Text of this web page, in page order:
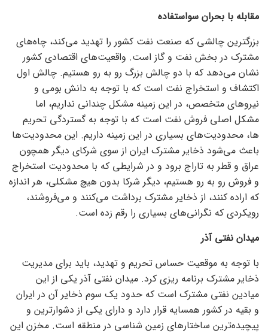
مقابله با بحران سواستفاده
بزرگترین چالشی که صنعت نفت کشور را تهدید می‌کند، چاه‌های
مشترک در بخش نفت و گاز است. واقعیت‌های اقتصادی کشور
نشان می‌دهد که با دو چالش بزرگ رو به رو هستیم. چالش اول
اکتشاف و استخراج نفت است که با توجه به دانش بومی و
نیرو‌های متخصص، در این زمینه مشکل چندانی نداریم، اما
مشکل اصلی فروش نفت است که با توجه به گستردگی تحریم
ها، محدودیت‌های بسیاری در این زمینه داریم. این محدودیت‌ها
باعث می‌شود ذخایر مشترک ایران از سوی شرکای دیگر همچون
عراق و قطر به تاراج برود و در شرایطی که با محدودیت استخراج
و فروش رو به رو هستیم، دیگر شرکا بدون هیچ مشکلی، هر اندازه
که اراده کنند، از ذخایر مشترک برداشت می‌کنند و می‌فروشند،
رویکردی که نگرانی‌های بسیاری را رقم زده است.
میدان نفتی آذر
با توجه به موقعیت حساس تحریم و تهدید، باید برای مدیریت
ذخایر مشترک برنامه ریزی کرد. میدان نفتی آذر یکی از این
میادین نفتی مشترک است که حدود یک سوم ذخایر آن در ایران
و بقیه در کشور همسایه قرار دارد و دارای یکی از دشوارترین و
پیچیده‌ترین ساختار‌های زمین شناسی در منطقه است. مخزن این